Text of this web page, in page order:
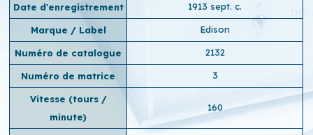
Date d'enregistrement 1913 sept. c.
Marque / Label Edison
Numéro de catalogue 2132
Numéro de matrice 3
Vitesse (tours /
minute)
160